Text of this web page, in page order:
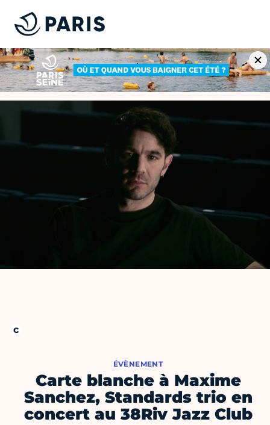
ÉVÈNEMENT
Carte blanche à Maxime
Sanchez, Standards trio en
concert au 38Riv Jazz Club